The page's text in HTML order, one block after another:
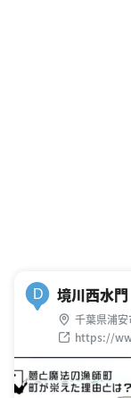
D 境川西水門
千葉県浦安
https://
18027320